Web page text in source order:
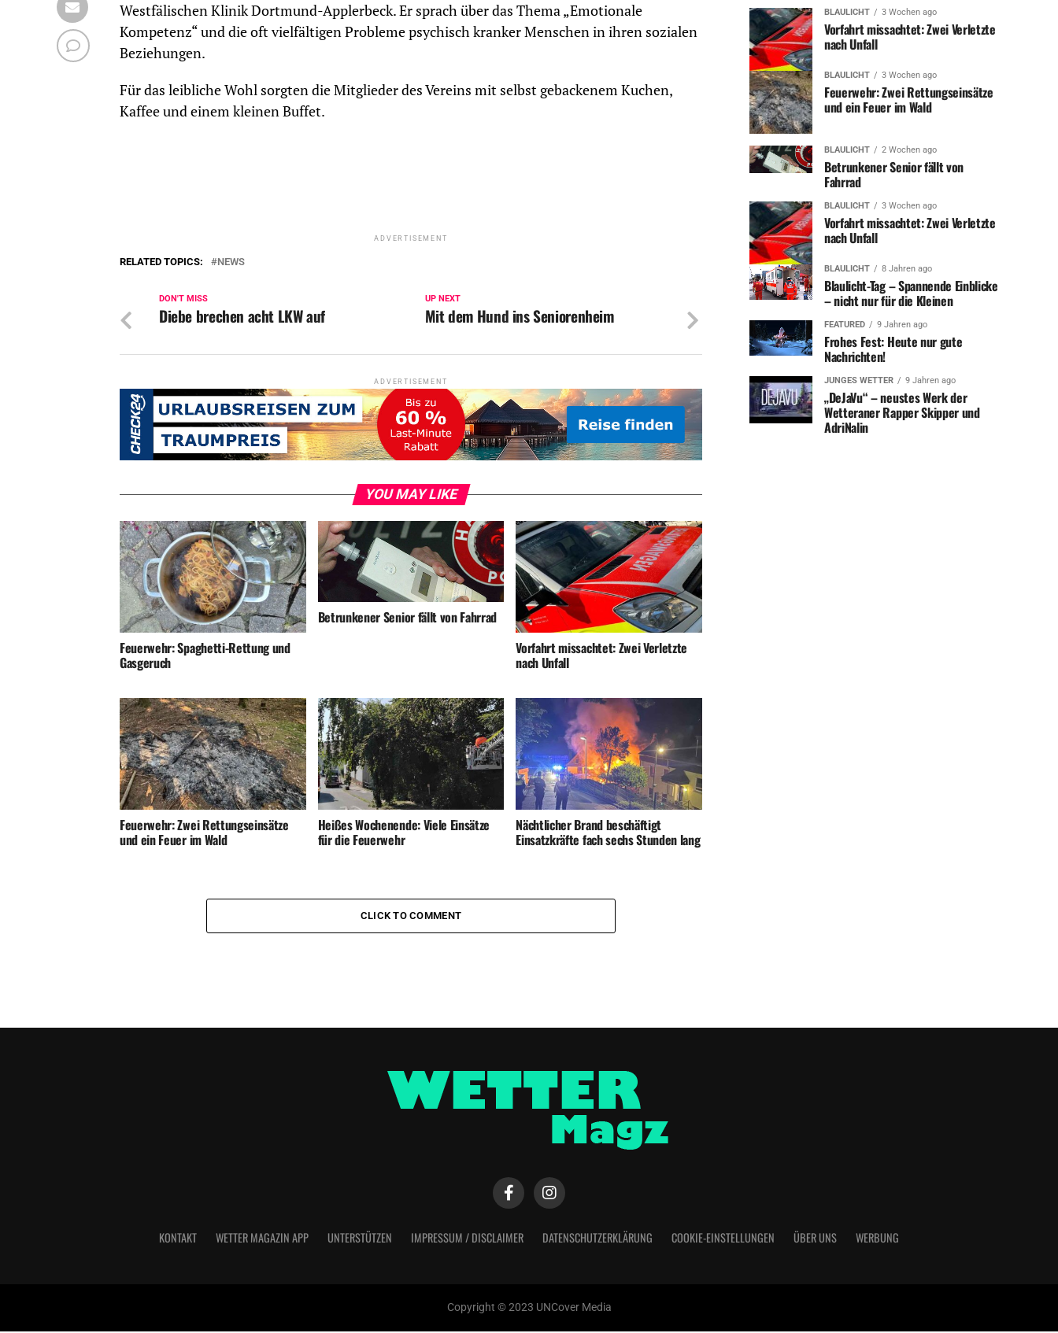
Westfälischen Klinik Dortmund-Applerbeck. Er sprach über das Thema „Emotionale
Kompetenz“ und die oft vielfältigen Probleme psychisch kranker Menschen in ihren sozialen
Beziehungen.
Für das leibliche Wohl sorgten die Mitglieder des Vereins mit selbst gebackenem Kuchen,
Kaffee und einem kleinen Buffet.
ADVERTISEMENT
RELATED TOPICS: NEWS
UP NEXT
Mit dem Hund ins Seniorenheim
DON'T MISS
Diebe brechen acht LKW auf
ADVERTISEMENT
YOU MAY LIKE
Feuerwehr: Spaghetti-Rettung und
Gasgeruch
Betrunkener Senior fällt von Fahrrad
Vorfahrt missachtet: Zwei Verletzte
nach Unfall
Feuerwehr: Zwei Rettungseinsätze
und ein Feuer im Wald
Heißes Wochenende: Viele Einsätze
für die Feuerwehr
Nächtlicher Brand beschäftigt
Einsatzkräfte fach sechs Stunden lang
CLICK TO COMMENT
BLAULICHT 3 Wochen ago
Vorfahrt missachtet: Zwei Verletzte
nach Unfall
BLAULICHT 3 Wochen ago
Feuerwehr: Zwei Rettungseinsätze
und ein Feuer im Wald
BLAULICHT 2 Wochen ago
Betrunkener Senior fällt von
Fahrrad
BLAULICHT 3 Wochen ago
Vorfahrt missachtet: Zwei Verletzte
nach Unfall
BLAULICHT 8 Jahren ago
Blaulicht-Tag – Spannende Einblicke
– nicht nur für die Kleinen
FEATURED 9 Jahren ago
Frohes Fest: Heute nur gute
Nachrichten!
JUNGES WETTER 9 Jahren ago
„DeJaVu“ – neustes Werk der
Wetteraner Rapper Skipper und
AdriNalin
KONTAKT WETTER MAGAZIN APP UNTERSTÜTZEN IMPRESSUM / DISCLAIMER DATENSCHUTZERKLÄRUNG COOKIE-EINSTELLUNGEN ÜBER UNS WERBUNG
Copyright © 2023 UNCover Media